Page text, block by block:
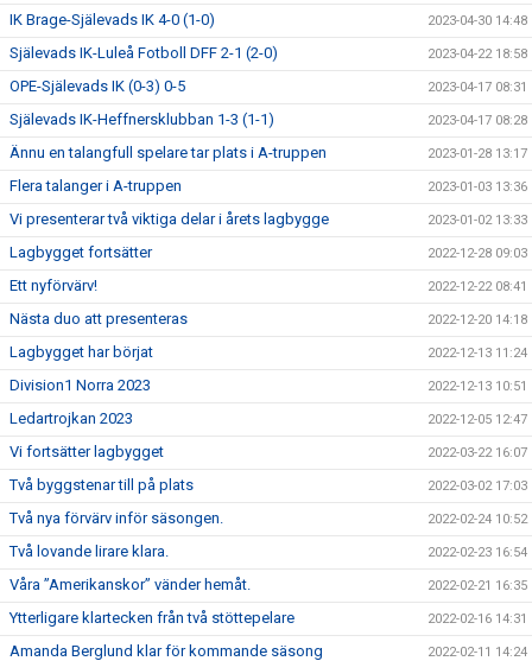
IK Brage-Själevads IK 4-0 (1-0) 2023-04-30 14:48
Själevads IK-Luleå Fotboll DFF 2-1 (2-0) 2023-04-22 18:58
OPE-Själevads IK (0-3) 0-5 2023-04-17 08:31
Själevads IK-Heffnersklubban 1-3 (1-1) 2023-04-17 08:28
Ännu en talangfull spelare tar plats i A-truppen 2023-01-28 13:17
Flera talanger i A-truppen 2023-01-03 13:36
Vi presenterar två viktiga delar i årets lagbygge 2023-01-02 13:33
Lagbygget fortsätter 2022-12-28 09:03
Ett nyförvärv! 2022-12-22 08:41
Nästa duo att presenteras 2022-12-20 14:18
Lagbygget har börjat 2022-12-13 11:24
Division1 Norra 2023 2022-12-13 10:51
Ledartrojkan 2023 2022-12-05 12:47
Vi fortsätter lagbygget 2022-03-22 16:07
Två byggstenar till på plats 2022-03-02 17:03
Två nya förvärv inför säsongen. 2022-02-24 10:52
Två lovande lirare klara. 2022-02-23 16:54
Våra ”Amerikanskor” vänder hemåt. 2022-02-21 16:35
Ytterligare klartecken från två stöttepelare 2022-02-16 14:31
Amanda Berglund klar för kommande säsong 2022-02-11 14:24